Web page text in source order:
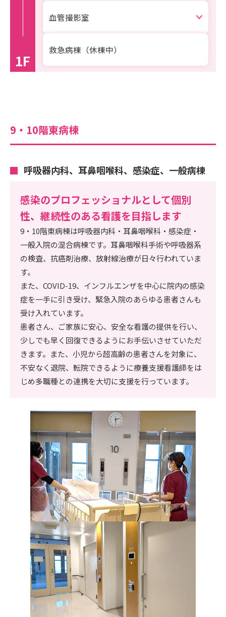
1F
血管撮影室
救急病棟（休棟中）
9・10階東病棟
呼吸器内科、耳鼻咽喉科、感染症、一般病棟
感染のプロフェッショナルとして個別
性、継続性のある看護を目指します
9・10階東病棟は呼吸器内科・耳鼻咽喉科・感染症・
一般入院の混合病棟です。耳鼻咽喉科手術や呼吸器系
の検査、抗癌剤治療、放射線治療が日々行われていま
す。
また、COVID-19、インフルエンザを中心に院内の感染
症を一手に引き受け、緊急入院のあらゆる患者さんも
受け入れています。
患者さん、ご家族に安心、安全な看護の提供を行い、
少しでも早く回復できるようにお手伝いさせていただ
きます。また、小児から超高齢の患者さんを対象に、
不安なく退院、転院できるように療養支援看護師をは
じめ多職種との連携を大切に支援を行っています。